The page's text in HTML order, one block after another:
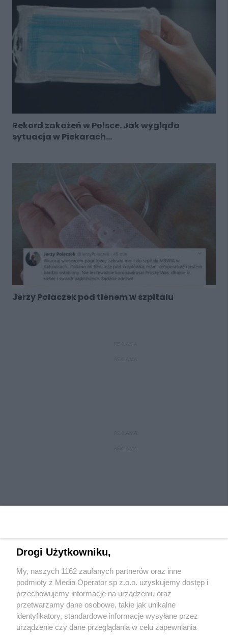
Rekord zakażeń w Polsce. Jak wygląda
sytuacja w Piekarach...
Jerzy Polaczek pod tlenem w szpitalu
Wydawca mediówlokalnych
Drogi Użytkowniku,
My, naszych 1162 zaufanych partnerów oraz inne
podmioty z Media Operator sp z.o.o. uzyskujemy dostęp i
przechowujemy informacje na urządzeniu oraz
przetwarzamy dane osobowe, takie jak unikalne
identyfikatory, standardowe informacje wysyłane przez
urządzenie czy dane przeglądania w celu zapewniania